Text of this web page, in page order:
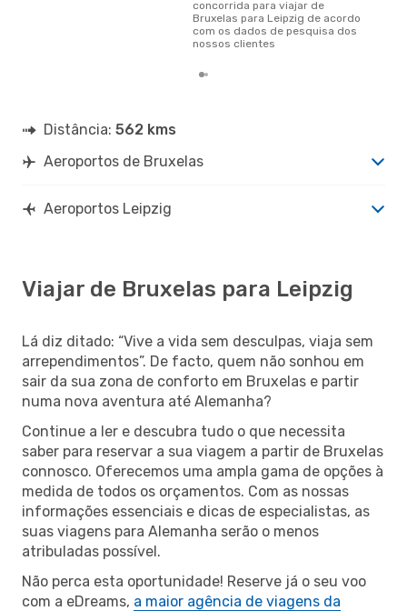
concorrida para viajar de
Bruxelas para Leipzig de acordo
com os dados de pesquisa dos
nossos clientes
Distância: 562 kms
Aeroportos de Bruxelas
Aeroportos Leipzig
Viajar de Bruxelas para Leipzig
Lá diz ditado: “Vive a vida sem desculpas, viaja sem
arrependimentos”. De facto, quem não sonhou em
sair da sua zona de conforto em Bruxelas e partir
numa nova aventura até Alemanha?
Continue a ler e descubra tudo o que necessita
saber para reservar a sua viagem a partir de Bruxelas
connosco. Oferecemos uma ampla gama de opções à
medida de todos os orçamentos. Com as nossas
informações essenciais e dicas de especialistas, as
suas viagens para Alemanha serão o menos
atribuladas possível.
Não perca esta oportunidade! Reserve já o seu voo
com a eDreams, a maior agência de viagens da